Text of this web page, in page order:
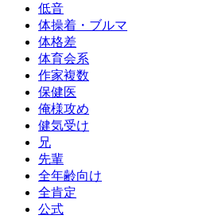
低音
体操着・ブルマ
体格差
体育会系
作家複数
保健医
俺様攻め
健気受け
兄
先輩
全年齢向け
全肯定
公式